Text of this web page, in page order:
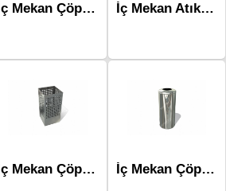
İç Mekan Çöp Kovaları-Mlk-315a İç Mekan Atık Ünitesi-Mlk-271e
İç Mekan Çöp Kovaları Mlk-225 İç Mekan Çöp Kovaları-Mlk-213a